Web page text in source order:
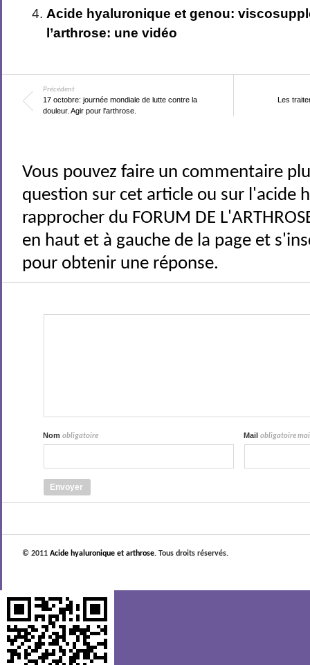
Acide hyaluronique et genou:
l’arthrose: une vidéo
Précédent
17 octobre: journée mondiale de lutte contre la
douleur. Agir pour l'arthrose.
Les
Vous pouvez faire un commentaire
question sur cet article ou sur l'acide
rapprocher du FORUM DE
en haut et à gauche de la page et
pour obtenir une réponse.
Nomobligatoire Mailobligatoire
© 2011Acide hyaluronique et arthrose. Tous droits réservés.